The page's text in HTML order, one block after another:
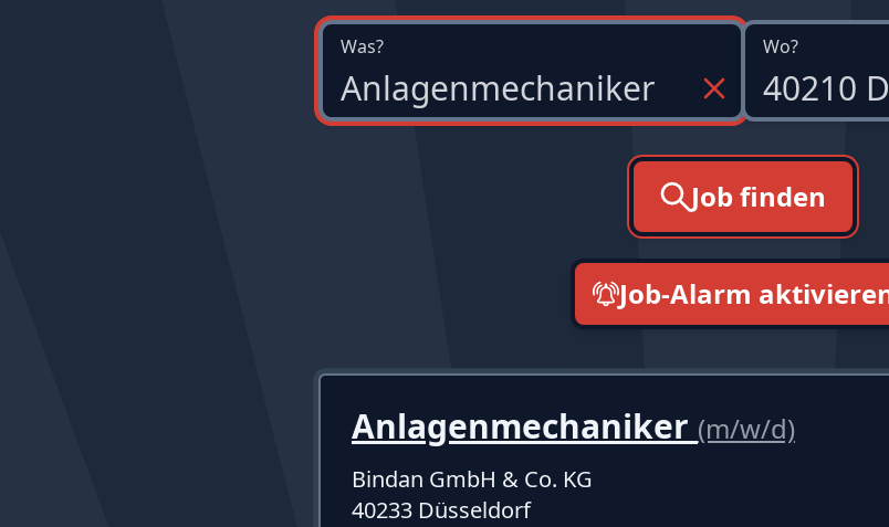
Was? Wo?
Job finden
Job-Alarm
Anlagenmechaniker (m/w/d)
Bindan GmbH & Co. KG
40233 Düsseldorf